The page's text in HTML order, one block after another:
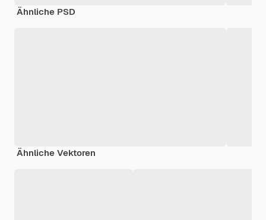
Ähnliche PSD
Ähnliche Vektoren